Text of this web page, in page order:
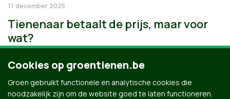
11 december 2025
Tienenaar betaalt de prijs, maar voor
wat?
Cookies op groentienen.be
Groen gebruikt functionele en analytische cookies die
noodzakelijk zijn om de website goed te laten functioneren.